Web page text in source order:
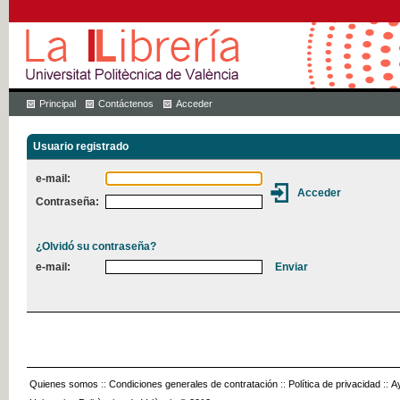
Principal Contáctenos Acceder
Usuario registrado
e-mail:
Contraseña:
¿Olvidó su contraseña?
e-mail:
Quienes somos :: Condiciones generales de contratación :: Política de privacidad ::